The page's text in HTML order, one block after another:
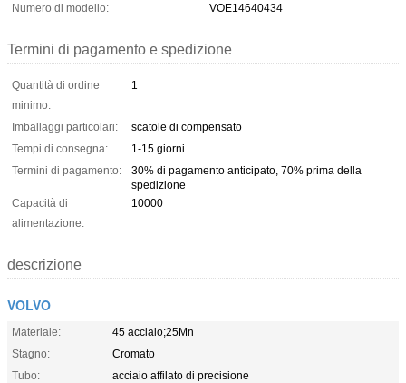
Numero di modello:
VOE14640434
Termini di pagamento e spedizione
Quantità di ordine
minimo:
1
Imballaggi particolari:
scatole di compensato
Tempi di consegna:
1-15 giorni
Termini di pagamento:
30% di pagamento anticipato, 70% prima della
spedizione
Capacità di
alimentazione:
10000
descrizione
VOLVO
Materiale:
45 acciaio;25Mn
Stagno:
Cromato
Tubo:
acciaio affilato di precisione